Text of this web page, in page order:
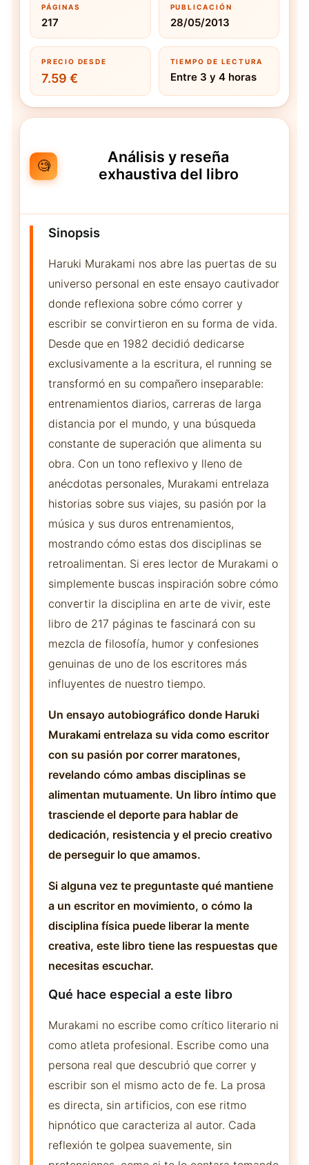
PÁGINAS
217
PUBLICACIÓN
28/05/2013
PRECIO DESDE
7.59 €
TIEMPO DE LECTURA
Entre 3 y 4 horas
🧐
Análisis y reseña
exhaustiva del libro
Sinopsis
Haruki Murakami nos abre las puertas de su
universo personal en este ensayo cautivador
donde reflexiona sobre cómo correr y
escribir se convirtieron en su forma de vida.
Desde que en 1982 decidió dedicarse
exclusivamente a la escritura, el running se
transformó en su compañero inseparable:
entrenamientos diarios, carreras de larga
distancia por el mundo, y una búsqueda
constante de superación que alimenta su
obra. Con un tono reflexivo y lleno de
anécdotas personales, Murakami entrelaza
historias sobre sus viajes, su pasión por la
música y sus duros entrenamientos,
mostrando cómo estas dos disciplinas se
retroalimentan. Si eres lector de Murakami o
simplemente buscas inspiración sobre cómo
convertir la disciplina en arte de vivir, este
libro de 217 páginas te fascinará con su
mezcla de filosofía, humor y confesiones
genuinas de uno de los escritores más
influyentes de nuestro tiempo.
Un ensayo autobiográfico donde Haruki
Murakami entrelaza su vida como escritor
con su pasión por correr maratones,
revelando cómo ambas disciplinas se
alimentan mutuamente. Un libro íntimo que
trasciende el deporte para hablar de
dedicación, resistencia y el precio creativo
de perseguir lo que amamos.
Si alguna vez te preguntaste qué mantiene
a un escritor en movimiento, o cómo la
disciplina física puede liberar la mente
creativa, este libro tiene las respuestas que
necesitas escuchar.
Qué hace especial a este libro
Murakami no escribe como crítico literario ni
como atleta profesional. Escribe como una
persona real que descubrió que correr y
escribir son el mismo acto de fe. La prosa
es directa, sin artificios, con ese ritmo
hipnótico que caracteriza al autor. Cada
reflexión te golpea suavemente, sin